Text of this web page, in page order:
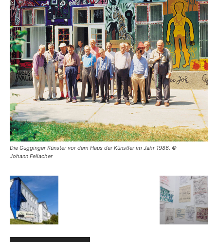
Die Gugginger Künster vor dem Haus der Künstler im Jahr 1986. ©
Johann Feilacher